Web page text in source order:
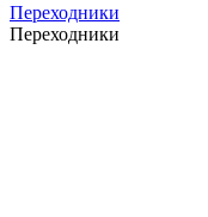
Переходники
Переходники